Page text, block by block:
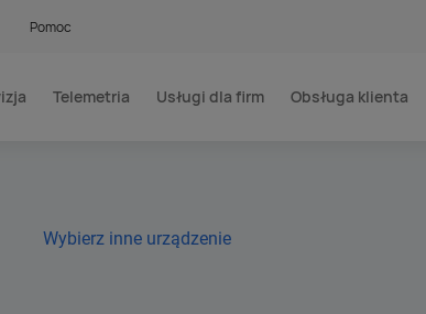
Pomoc
Telemetria Usługi dla firm Obsługa klienta
Wybierz inne urządzenie